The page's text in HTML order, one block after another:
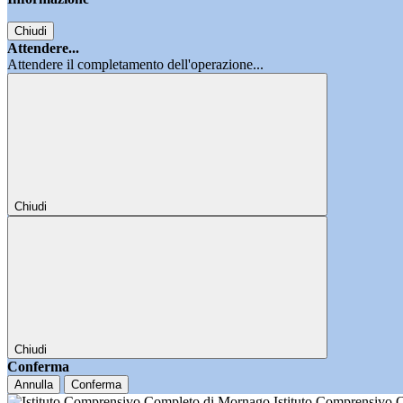
Chiudi
Attendere...
Attendere il completamento dell'operazione...
Chiudi
Chiudi
Conferma
Annulla Conferma